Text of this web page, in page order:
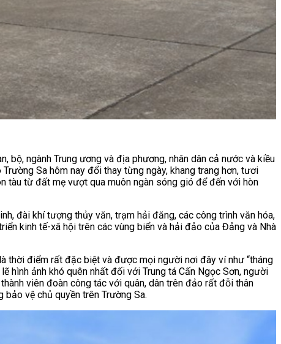
ngành Trung ương và địa phương, nhân dân cả nước và kiều
Sa hôm nay đổi thay từng ngày, khang trang hơn, tươi
tàu từ đất mẹ vượt qua muôn ngàn sóng gió để đến với hòn
đài khí tượng thủy văn, trạm hải đăng, các công trình văn hóa,
kinh tế-xã hội trên các vùng biển và hải đảo của Đảng và Nhà
thời điểm rất đặc biệt và được mọi người nơi đây ví như “tháng
hình ảnh khó quên nhất đối với Trung tá Cấn Ngọc Sơn, người
viên đoàn công tác với quân, dân trên đảo rất đỗi thân
vệ chủ quyền trên Trường Sa.